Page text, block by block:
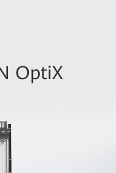
OptiX